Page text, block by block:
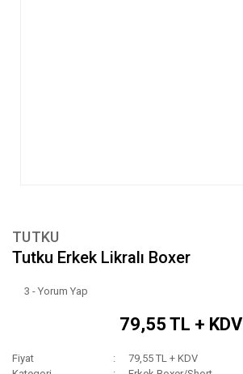
TUTKU
Tutku Erkek Likralı Boxer
3 - Yorum Yap
79,55 TL + KDV
Fiyat
79,55 TL + KDV